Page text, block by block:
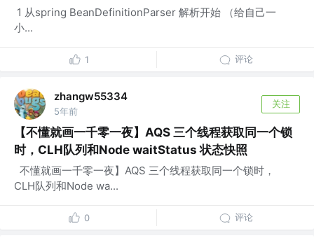
​ 1 从spring BeanDefinitionParser 解析开始 （给自己一
小...
1 评论
zhangw55334
5年前
关注
【不懂就画一千零一夜】AQS 三个线程获取同一个锁
时，CLH队列和Node waitStatus 状态快照
​ ​ ​不懂就画一千零一夜】AQS 三个线程获取同一个锁时，
CLH队列和Node wa...
0 评论